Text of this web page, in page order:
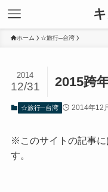
ホーム ☆旅行─台湾
2015跨
2014
12/31
☆旅行─台湾 2014年12
※このサイトの記事に
す。